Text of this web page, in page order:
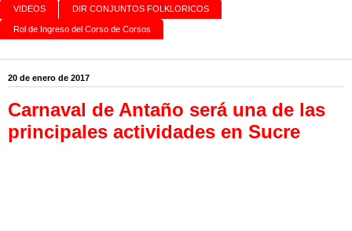
VIDEOS DIR CONJUNTOS FOLKLORICOS
Rol de Ingreso del Corso de Corsos
20 de enero de 2017
Carnaval de Antaño será una de las
principales actividades en Sucre